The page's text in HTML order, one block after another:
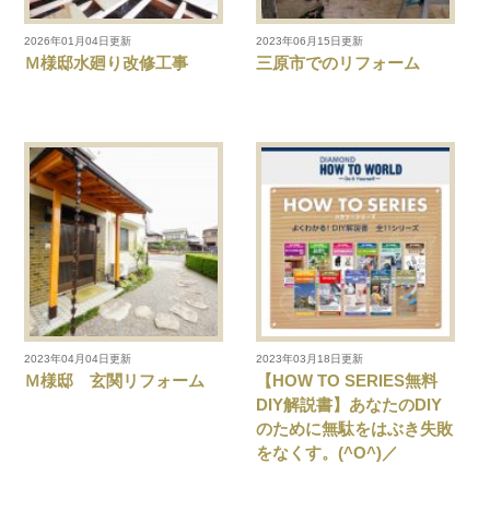
2026年01月04日更新
Ｍ様邸水廻り改修工事
2023年06月15日更新
三原市でのリフォーム
2023年04月04日更新
Ｍ様邸 玄関リフォーム
2023年03月18日更新
【HOW TO SERIES無料
DIY解説書】あなたのDIY
のために無駄をはぶき失敗
をなくす。(^O^)／